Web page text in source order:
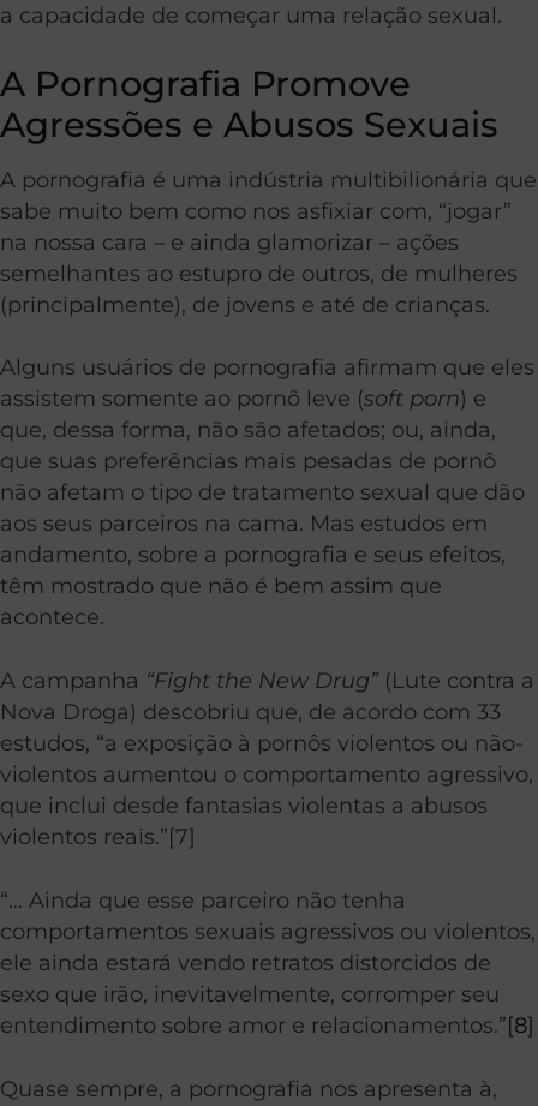
a capacidade de começar uma relação sexual.
A Pornografia Promove
Agressões e Abusos Sexuais
A pornografia é uma indústria multibilionária que
sabe muito bem como nos asfixiar com, “jogar”
na nossa cara – e ainda glamorizar – ações
semelhantes ao estupro de outros, de mulheres
(principalmente), de jovens e até de crianças.
Alguns usuários de pornografia afirmam que eles
assistem somente ao pornô leve (soft porn) e
que, dessa forma, não são afetados; ou, ainda,
que suas preferências mais pesadas de pornô
não afetam o tipo de tratamento sexual que dão
aos seus parceiros na cama. Mas estudos em
andamento, sobre a pornografia e seus efeitos,
têm mostrado que não é bem assim que
acontece.
A campanha “Fight the New Drug”(Lute contra a
Nova Droga) descobriu que, de acordo com 33
estudos, “a exposição à pornôs violentos ou não-
violentos aumentou o comportamento agressivo,
que inclui desde fantasias violentas a abusos
violentos reais.”[7]
“… Ainda que esse parceiro não tenha
comportamentos sexuais agressivos ou violentos,
ele ainda estará vendo retratos distorcidos de
sexo que irão, inevitavelmente, corromper seu
entendimento sobre amor e relacionamentos.”[8]
Quase sempre, a pornografia nos apresenta à,